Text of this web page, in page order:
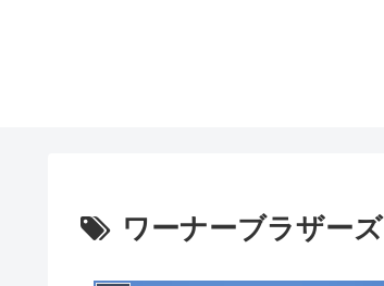
ワーナーブラザーズ